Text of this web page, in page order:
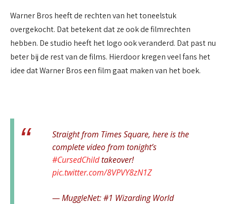
Warner Bros heeft de rechten van het toneelstuk
overgekocht. Dat betekent dat ze ook de filmrechten
hebben. De studio heeft het logo ook veranderd. Dat past nu
beter bij de rest van de films. Hierdoor kregen veel fans het
idee dat Warner Bros een film gaat maken van het boek.
Straight from Times Square, here is the
complete video from tonight’s
#CursedChildtakeover!
pic.twitter.com/8VPVY8zN1Z
— MuggleNet: #1 Wizarding World